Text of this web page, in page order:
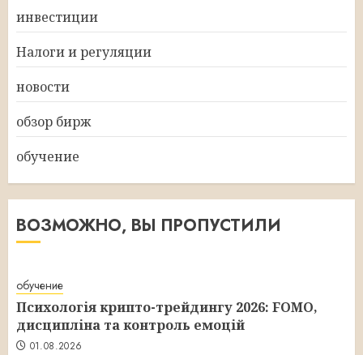
инвестиции
Налоги и регуляции
новости
обзор бирж
обучение
ВОЗМОЖНО, ВЫ ПРОПУСТИЛИ
обучение
Психологія крипто-трейдингу 2026: FOMO,
дисципліна та контроль емоцій
01.08.2026